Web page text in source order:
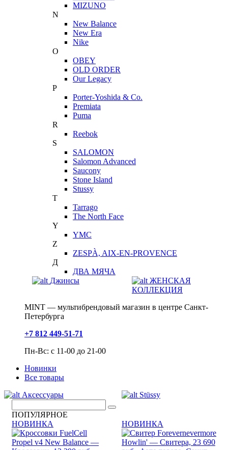
MIZUNO
N
New Balance
New Era
Nike
O
OBEY
OLD ORDER
Our Legacy
P
Porter-Yoshida & Co.
Premiata
Puma
R
Reebok
S
SALOMON
Salomon Advanced
Saucony
Stone Island
Stussy
T
Tarrago
The North Face
Y
YMC
Z
ZESPÀ, AIX-EN-PROVENCE
Д
ДВА МЯЧА
Джинсы
ЖЕНСКАЯ
КОЛЛЕКЦИЯ
MINT — мультибрендовый магазин в центре Санкт-
Петербурга
+7 812 449-51-71
Пн-Вс: с 11-00 до 21-00
Новинки
Все товары
Аксессуары
Stüssy
ПОПУЛЯРНОЕ
НОВИНКА
НОВИНКА